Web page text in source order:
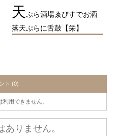
天ぷら酒場ゑびすでお洒
落天ぷらに舌鼓【栄】
ト (0)
利用できません。
りません。